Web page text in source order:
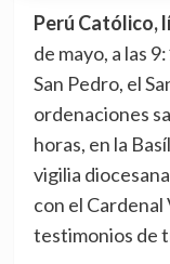
Perú Católico,
de mayo, a las
San Pedro, el
ordenaciones
horas, en la
vigilia
con el
testimonios de